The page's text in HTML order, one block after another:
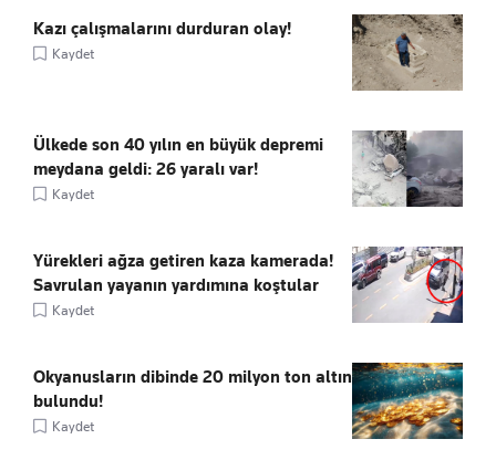
Kazı çalışmalarını durduran olay!
Kaydet
Ülkede son 40 yılın en büyük depremi
meydana geldi: 26 yaralı var!
Kaydet
Yürekleri ağza getiren kaza kamerada!
Savrulan yayanın yardımına koştular
Kaydet
Okyanusların dibinde 20 milyon ton altın
bulundu!
Kaydet